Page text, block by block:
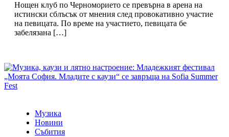
Нощен клуб по Черноморието се превърна в арена на
истински сблъсък от мнения след провокативно участие
на певицата. По време на участието, певицата бе
забелязана […]
Музика
Новини
Събития